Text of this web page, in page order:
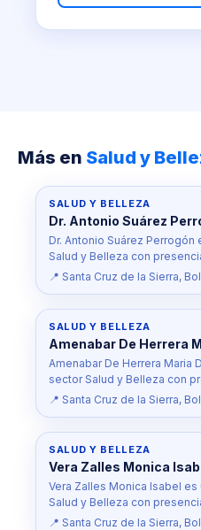
Más en Salud y
SALUD Y BELLEZA
Dr. Antonio Suárez
Dr. Antonio Suárez
Salud y Belleza con
📍 Santa Cruz de la Sierra,
SALUD Y BELLEZA
Amenabar De Herrera
Amenabar De Herrera Maria
sector Salud y Belleza con
📍 Santa Cruz de la Sierra,
SALUD Y BELLEZA
Vera Zalles Monica
Vera Zalles Monica Isabel
Salud y Belleza con
📍 Santa Cruz de la Sierra,